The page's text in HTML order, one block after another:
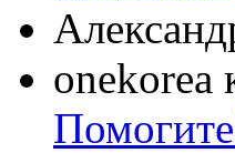
onekorea